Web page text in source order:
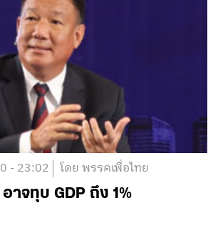
- 23:02 โดย พรรคเพื่อไทย
าจทุบ GDP ถึง 1%